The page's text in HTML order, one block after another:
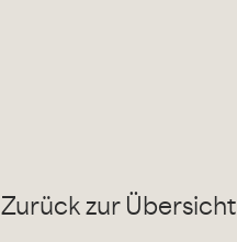
Zurück zur Übersicht